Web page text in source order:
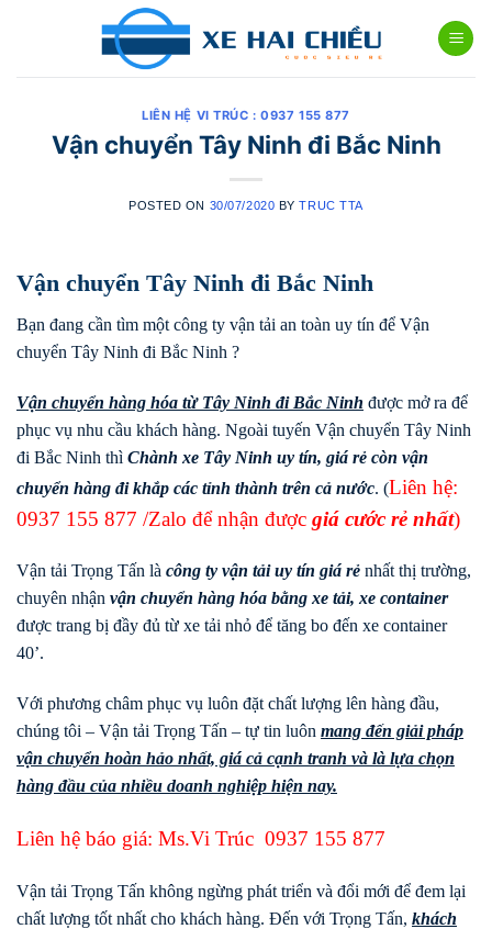
LIÊN HỆ VI TRÚC : 0937 155 877
Vận chuyển Tây Ninh đi Bắc Ninh
POSTED ON 30/07/2020 BYTRUC TTA
Vận chuyển Tây Ninh đi Bắc Ninh
Bạn đang cần tìm một công ty vận tải an toàn uy tín để Vận
chuyển Tây Ninh đi Bắc Ninh ?
Vận chuyển hàng hóa từ Tây Ninh đi Bắc Ninh được mở ra để
phục vụ nhu cầu khách hàng. Ngoài tuyến Vận chuyển Tây Ninh
đi Bắc Ninh thì Chành xe Tây Ninh uy tín, giá rẻ còn vận
chuyển hàng đi khắp các tỉnh thành trên cả nước. (Liên hệ:
0937 155 877 /Zalo để nhận được giá cước rẻ nhất)
Vận tải Trọng Tấn là công ty vận tải uy tín giá rẻ nhất thị trường,
chuyên nhận vận chuyển hàng hóa bằng xe tải, xe container
được trang bị đầy đủ từ xe tải nhỏ để tăng bo đến xe container
40’.
Với phương châm phục vụ luôn đặt chất lượng lên hàng đầu,
chúng tôi – Vận tải Trọng Tấn – tự tin luôn mang đến giải pháp
vận chuyển hoàn hảo nhất, giá cả cạnh tranh và là lựa chọn
hàng đầu của nhiều doanh nghiệp hiện nay.
Liên hệ báo giá: Ms.Vi Trúc 0937 155 877
Vận tải Trọng Tấn không ngừng phát triển và đổi mới để đem lại
chất lượng tốt nhất cho khách hàng. Đến với Trọng Tấn, khách